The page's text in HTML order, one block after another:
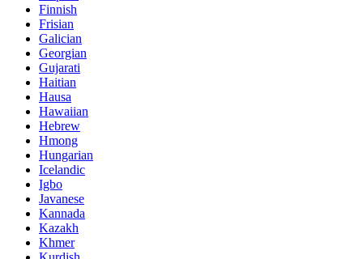
Finnish
Frisian
Galician
Georgian
Gujarati
Haitian
Hausa
Hawaiian
Hebrew
Hmong
Hungarian
Icelandic
Igbo
Javanese
Kannada
Kazakh
Khmer